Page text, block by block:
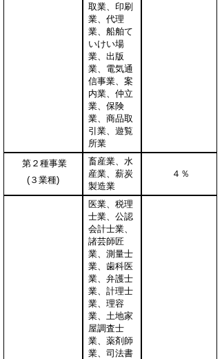
取業、印刷
業、代理
業、船舶て
いけい場
業、出版
業、電気通
信事業、案
内業、仲立
業、保険
業、商品取
引業、遊覧
所業
第２種事業
(３業種)
畜産業、水
産業、薪炭
製造業
４％
医業、税理
士業、公認
会計士業、
諸芸師匠
業、測量士
業、歯科医
業、弁護士
業、計理士
業、理容
業、土地家
屋調査士
業、薬剤師
業、司法書